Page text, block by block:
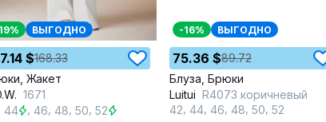
ВЫГОДНО
$168.33
Жакет
1671
44 46 48 ,50 ,52
-16% ВЫГОДНО
75.36 $89.72
Блуза, Брюки
Luitui R4073 коричневый
42 44 46 48 50 52